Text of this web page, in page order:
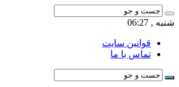
شنبه , 06:27
قوانین سایت
تماس با ما